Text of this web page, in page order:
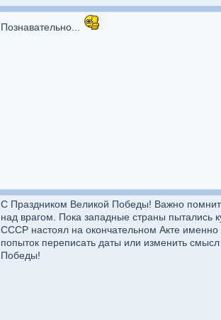
Познавательно...
С Праздником Великой Победы! Важно
над врагом. Пока западные страны пытались
СССР настоял на окончательном Акте
попыток переписать даты или изменить
Победы!